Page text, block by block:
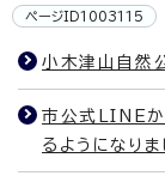
ページID1003115
小木津山自然
市公式LINEか
るようになりま